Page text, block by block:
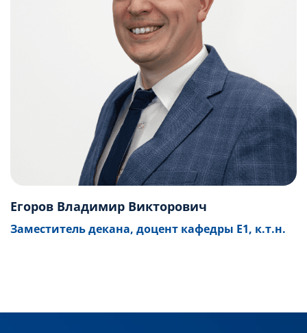
Егоров Владимир Викторович
Заместитель декана, доцент кафедры Е1, к.т.н.